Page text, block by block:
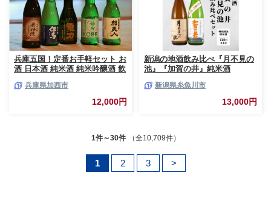
兵庫五国！定番お手軽セット お
酒 日本酒 純米酒 純米吟醸酒 飲
兵庫県加西市
12,000円
新潟の地酒飲み比べ『月不見の
池』『加賀の井』純米酒
新潟県糸魚川市
13,000円
1件～30件 （全10,709件）
1 2 3 >